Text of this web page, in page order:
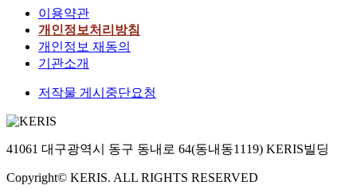
이용약관
개인정보처리방침
개인정보 재동의
기관소개
저작물 게시중단요청
41061 대구광역시 동구 동내로 64(동내동1119) KERIS빌딩
Copyright© KERIS. ALL RIGHTS RESERVED